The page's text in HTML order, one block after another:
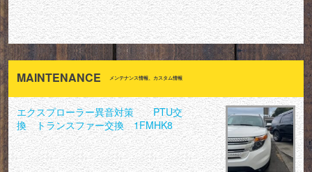
MAINTENANCE メンテナンス情報、カスタム情報
エクスプローラー異音対策 PTU交
換 トランスファー交換 1FMHK8